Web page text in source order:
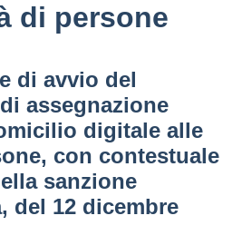
di persone
di avvio del
assegnazione
digitale alle
con contestuale
sanzione
del 12 dicembre